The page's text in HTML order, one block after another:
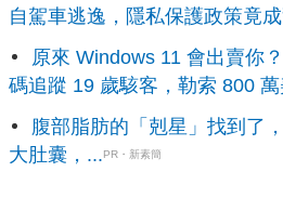
自駕車逃逸，隱私保護政策竟
原來 Windows 11 會出賣你
碼追蹤 19 歲駭客，勒索 800
腹部脂肪的「剋星」找到了
大肚囊，...PR・新素簡